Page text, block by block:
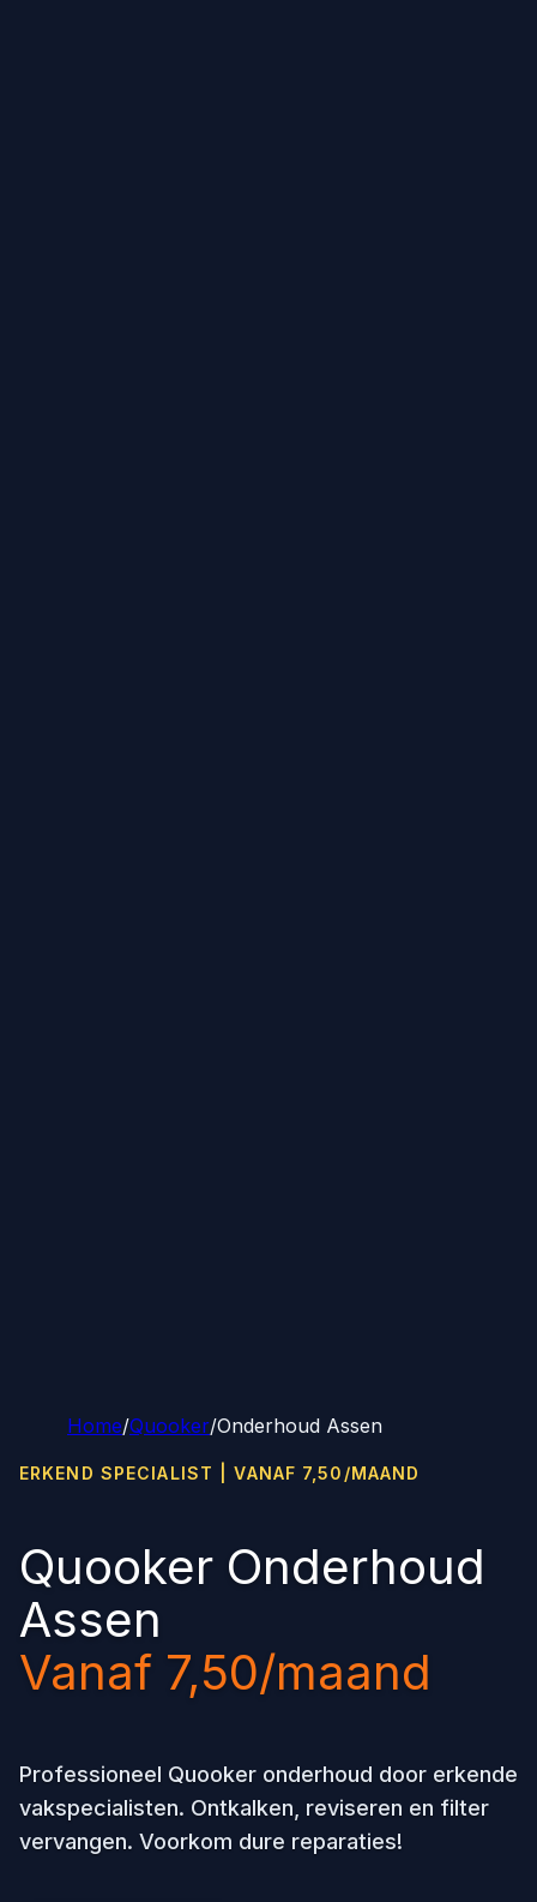
Home/Quooker/Onderhoud Assen
ERKEND SPECIALIST | VANAF 7,50/MAAND
Quooker Onderhoud
Assen
Vanaf 7,50/maand
Professioneel Quooker onderhoud door erkende
vakspecialisten. Ontkalken, reviseren en filter
vervangen. Voorkom dure reparaties!